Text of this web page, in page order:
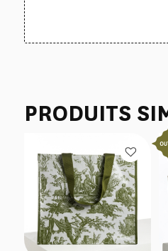
PRODUITS